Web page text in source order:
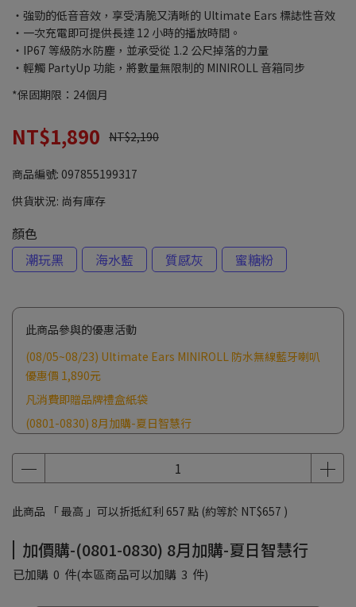
・強勁的低音音效，享受清脆又清晰的 Ultimate Ears 標誌性音效
・一次充電即可提供長達 12 小時的播放時間。
・IP67 等級防水防塵，並承受從 1.2 公尺掉落的力量
・輕觸 PartyUp 功能，將數量無限制的 MINIROLL 音箱同步
*保固期限：24個月
NT$1,890 NT$2,190
商品編號: 097855199317
供貨狀況: 尚有庫存
顏色
潮玩黑
海水藍 質感灰 蜜糖粉
此商品參與的優惠活動
(08/05~08/23) Ultimate Ears MINIROLL 防水無線藍牙喇叭
優惠價 1,890元
凡消費即贈品牌禮盒紙袋
(0801-0830) 8月加購-夏日智慧行
此商品 「 最高 」可以折抵紅利 657 點 (約等於 NT$657 )
加價購-(0801-0830) 8月加購-夏日智慧行
已加購 0 件(本區商品可以加購 3 件)